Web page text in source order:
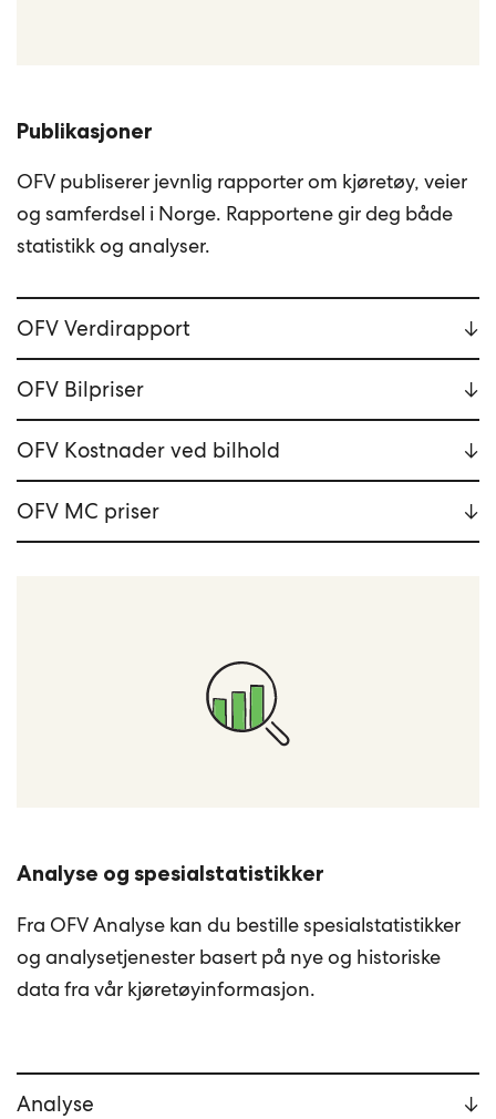
Publikasjoner
OFV publiserer jevnlig rapporter om kjøretøy, veier
og samferdsel i Norge. Rapportene gir deg både
statistikk og analyser.
OFV Verdirapport
OFV Bilpriser
OFV Kostnader ved bilhold
OFV MC priser
Analyse og spesialstatistikker
Fra OFV Analyse kan du bestille spesialstatistikker
og analysetjenester basert på nye og historiske
data fra vår kjøretøyinformasjon.
Analyse